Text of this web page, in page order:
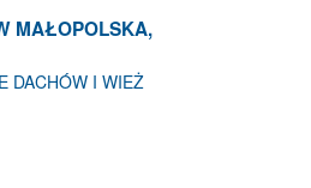
MAŁOPOLSKA,
DACHÓW I WIEŻ